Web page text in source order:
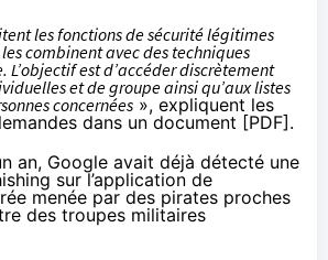
les fonctions de sécurité légitimes
combinent avec des techniques
L’objectif est d’accéder discrètement
et de groupe ainsi qu’aux listes
concernées », expliquent les
dans un document [PDF].
an, Google avait déjà détecté une
sur l’application de
menée par des pirates proches
des troupes militaires